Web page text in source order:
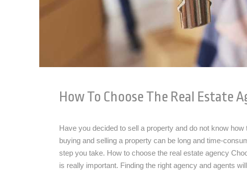
How To Choose The Real Estate
Have you decided to sell a property and do not know
buying and selling a property can be long and time-
step you take. How to choose the real estate agency
is really important. Finding the right agency and agents